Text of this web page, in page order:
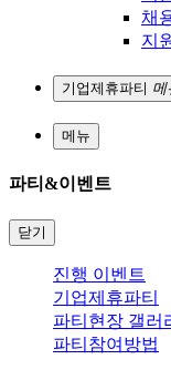
채
지
기업제휴파티 메
메뉴
파티&이벤트
닫기
진행 이벤트
기업제휴파티
파티현장 갤러
파티참여방법